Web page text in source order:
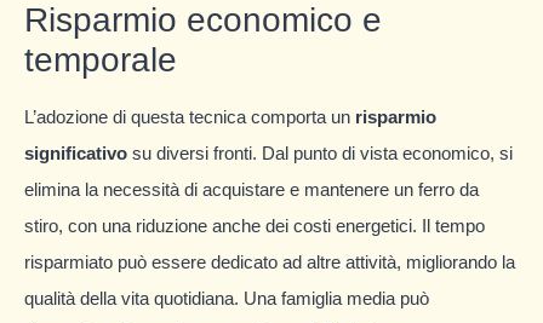
Risparmio economico e
temporale
L’adozione di questa tecnica comporta un risparmio
significativo su diversi fronti. Dal punto di vista economico, si
elimina la necessità di acquistare e mantenere un ferro da
stiro, con una riduzione anche dei costi energetici. Il tempo
risparmiato può essere dedicato ad altre attività, migliorando la
qualità della vita quotidiana. Una famiglia media può